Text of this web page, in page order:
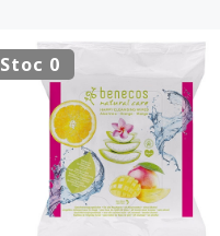
Stoc 0